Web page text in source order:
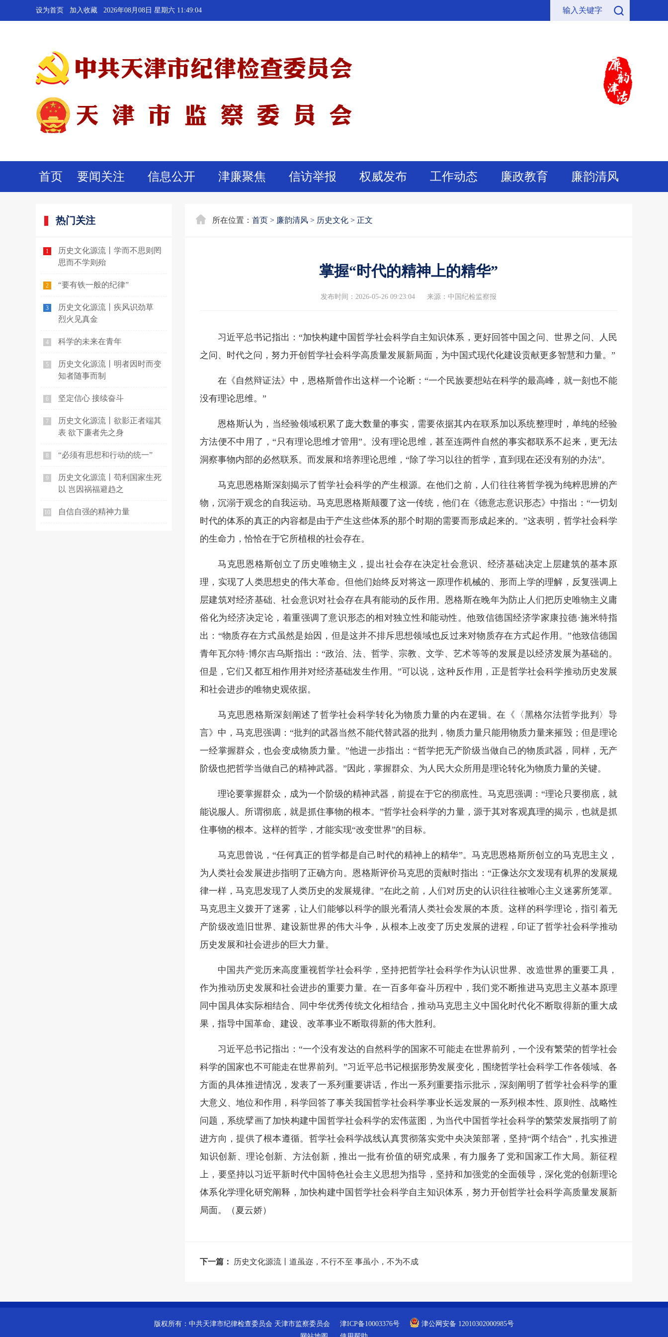
设为首页 加入收藏 2026年08月08日 星期六 11:49:05
首页 要闻关注 信息公开 津廉聚焦 信访举报 权威发布 工作动态 廉政教育 廉韵清风
热门关注
1
历史文化源流丨学而不思则罔
思而不学则殆
2 “要有铁一般的纪律”
3
历史文化源流丨疾风识劲草
烈火见真金
4 科学的未来在青年
5
历史文化源流丨明者因时而变
知者随事而制
6 坚定信心 接续奋斗
7
历史文化源流丨欲影正者端其
表 欲下廉者先之身
8 “必须有思想和行动的统一”
9
历史文化源流丨苟利国家生死
以 岂因祸福避趋之
10 自信自强的精神力量
所在位置： 首页 > 廉韵清风 > 历史文化 > 正文
掌握“时代的精神上的精华”
发布时间：2026-05-26 09:23:04 来源：中国纪检监察报
习近平总书记指出：“加快构建中国哲学社会科学自主知识体系，更好回答中国之问、世界之问、人民
之问、时代之问，努力开创哲学社会科学高质量发展新局面，为中国式现代化建设贡献更多智慧和力量。”
在《自然辩证法》中，恩格斯曾作出这样一个论断：“一个民族要想站在科学的最高峰，就一刻也不能
没有理论思维。”
恩格斯认为，当经验领域积累了庞大数量的事实，需要依据其内在联系加以系统整理时，单纯的经验
方法便不中用了，“只有理论思维才管用”。没有理论思维，甚至连两件自然的事实都联系不起来，更无法
洞察事物内部的必然联系。而发展和培养理论思维，“除了学习以往的哲学，直到现在还没有别的办法”。
马克思恩格斯深刻揭示了哲学社会科学的产生根源。在他们之前，人们往往将哲学视为纯粹思辨的产
物，沉溺于观念的自我运动。马克思恩格斯颠覆了这一传统，他们在《德意志意识形态》中指出：“一切划
时代的体系的真正的内容都是由于产生这些体系的那个时期的需要而形成起来的。”这表明，哲学社会科学
的生命力，恰恰在于它所植根的社会存在。
马克思恩格斯创立了历史唯物主义，提出社会存在决定社会意识、经济基础决定上层建筑的基本原
理，实现了人类思想史的伟大革命。但他们始终反对将这一原理作机械的、形而上学的理解，反复强调上
层建筑对经济基础、社会意识对社会存在具有能动的反作用。恩格斯在晚年为防止人们把历史唯物主义庸
俗化为经济决定论，着重强调了意识形态的相对独立性和能动性。他致信德国经济学家康拉德·施米特指
出：“物质存在方式虽然是始因，但是这并不排斥思想领域也反过来对物质存在方式起作用。”他致信德国
青年瓦尔特·博尔吉乌斯指出：“政治、法、哲学、宗教、文学、艺术等等的发展是以经济发展为基础的。
但是，它们又都互相作用并对经济基础发生作用。”可以说，这种反作用，正是哲学社会科学推动历史发展
和社会进步的唯物史观依据。
马克思恩格斯深刻阐述了哲学社会科学转化为物质力量的内在逻辑。在《〈黑格尔法哲学批判〉导
言》中，马克思强调：“批判的武器当然不能代替武器的批判，物质力量只能用物质力量来摧毁；但是理论
一经掌握群众，也会变成物质力量。”他进一步指出：“哲学把无产阶级当做自己的物质武器，同样，无产
阶级也把哲学当做自己的精神武器。”因此，掌握群众、为人民大众所用是理论转化为物质力量的关键。
理论要掌握群众，成为一个阶级的精神武器，前提在于它的彻底性。马克思强调：“理论只要彻底，就
能说服人。所谓彻底，就是抓住事物的根本。”哲学社会科学的力量，源于其对客观真理的揭示，也就是抓
住事物的根本。这样的哲学，才能实现“改变世界”的目标。
马克思曾说，“任何真正的哲学都是自己时代的精神上的精华”。马克思恩格斯所创立的马克思主义，
为人类社会发展进步指明了正确方向。恩格斯评价马克思的贡献时指出：“正像达尔文发现有机界的发展规
律一样，马克思发现了人类历史的发展规律。”在此之前，人们对历史的认识往往被唯心主义迷雾所笼罩。
马克思主义拨开了迷雾，让人们能够以科学的眼光看清人类社会发展的本质。这样的科学理论，指引着无
产阶级改造旧世界、建设新世界的伟大斗争，从根本上改变了历史发展的进程，印证了哲学社会科学推动
历史发展和社会进步的巨大力量。
中国共产党历来高度重视哲学社会科学，坚持把哲学社会科学作为认识世界、改造世界的重要工具，
作为推动历史发展和社会进步的重要力量。在一百多年奋斗历程中，我们党不断推进马克思主义基本原理
同中国具体实际相结合、同中华优秀传统文化相结合，推动马克思主义中国化时代化不断取得新的重大成
果，指导中国革命、建设、改革事业不断取得新的伟大胜利。
习近平总书记指出：“一个没有发达的自然科学的国家不可能走在世界前列，一个没有繁荣的哲学社会
科学的国家也不可能走在世界前列。”习近平总书记根据形势发展变化，围绕哲学社会科学工作各领域、各
方面的具体推进情况，发表了一系列重要讲话，作出一系列重要指示批示，深刻阐明了哲学社会科学的重
大意义、地位和作用，科学回答了事关我国哲学社会科学事业长远发展的一系列根本性、原则性、战略性
问题，系统擘画了加快构建中国哲学社会科学的宏伟蓝图，为当代中国哲学社会科学的繁荣发展指明了前
进方向，提供了根本遵循。哲学社会科学战线认真贯彻落实党中央决策部署，坚持“两个结合”，扎实推进
知识创新、理论创新、方法创新，推出一批有价值的研究成果，有力服务了党和国家工作大局。新征程
上，要坚持以习近平新时代中国特色社会主义思想为指导，坚持和加强党的全面领导，深化党的创新理论
体系化学理化研究阐释，加快构建中国哲学社会科学自主知识体系，努力开创哲学社会科学高质量发展新
局面。（夏云娇）
下一篇： 历史文化源流丨道虽迩，不行不至 事虽小，不为不成
版权所有： 中共天津市纪律检查委员会 天津市监察委员会 津ICP备10003376号
津公网安备 12010302000985号